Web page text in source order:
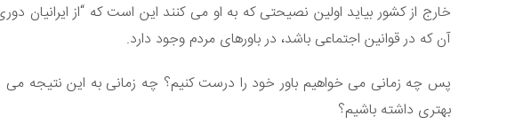
خارج از کشور بیاید اولین نصیحتی که به او می کنند این است که “از
آن که در قوانین اجتماعی باشد، در باورهای مردم وجود دارد.
پس چه زمانی می خواهیم باور خود را درست کنیم؟ چه زمانی به این نتیجه می
بهتری داشته باشیم؟